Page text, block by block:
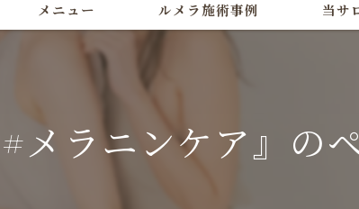
メニュー ルメラ施術事例 当サ
色素沈着
メラニンケア』の